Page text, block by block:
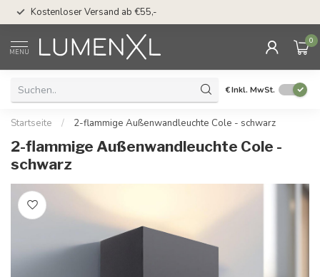
Kostenloser Versand ab €55,-
MENU
0
€Inkl. MwSt.
Startseite / 2-flammige Außenwandleuchte Cole - schwarz
2-flammige Außenwandleuchte Cole -
schwarz